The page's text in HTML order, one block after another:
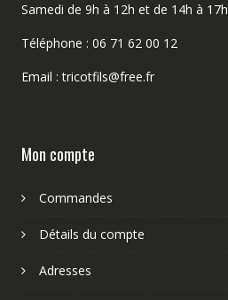
Samedi de 9h à 12h et de 14h à 17h
Téléphone : 06 71 62 00 12
Email : tricotfils@free.fr
Mon compte
Commandes
Détails du compte
Adresses